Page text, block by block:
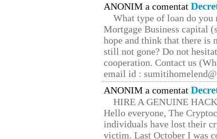
ANONIM a comentat
What type of loan do you
Mortgage Business capital
hope and think that there is
still not gone? Do not
cooperation. Contact us
email id :
ANONIM a comentat
HIRE A GENUINE
Hello everyone, The
individuals have lost their
victim. Last October I was